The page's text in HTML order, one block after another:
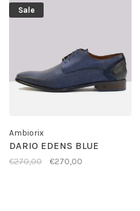
Sale
Ambiorix
DARIO EDENS BLUE
€270,00 €270,00